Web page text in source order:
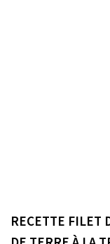
RECETTE FILET